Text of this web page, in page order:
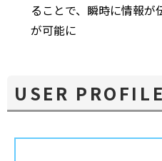
ることで、瞬時に情報
が可能に
USER PROFILE